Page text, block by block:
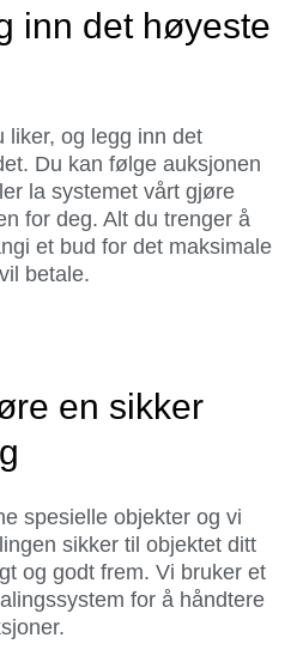
inn det høyeste
liker, og legg inn det
Du kan følge auksjonen
la systemet vårt gjøre
for deg. Alt du trenger å
et bud for det maksimale
betale.
en sikker
spesielle objekter og vi
sikker til objektet ditt
og godt frem. Vi bruker et
for å håndtere